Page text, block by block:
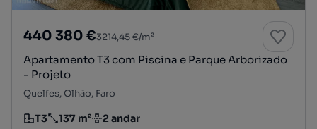
440 380 €3214,45 €/m²
Apartamento T3 com Piscina e Parque Arborizado
- Projeto
Quelfes, Olhão, Faro
Tipologia
T3
Preço por metro quadrado
137 m²
Andar 2 andar